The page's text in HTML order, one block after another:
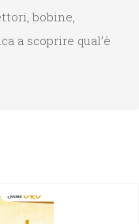
bobine,
a scoprire qual’è